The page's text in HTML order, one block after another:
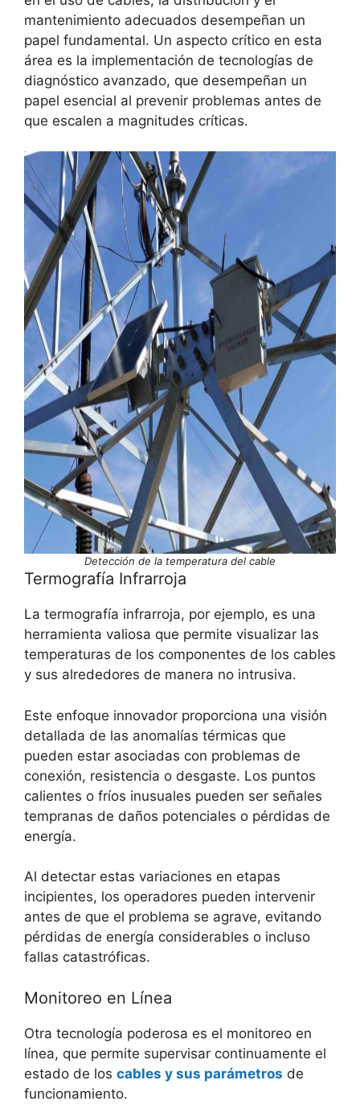
mantenimiento adecuados desempeñan un
papel fundamental. Un aspecto crítico en esta
área es la implementación de tecnologías de
diagnóstico avanzado, que desempeñan un
papel esencial al prevenir problemas antes de
que escalen a magnitudes críticas.
Detección de la temperatura del cable
Termografía Infrarroja
La termografía infrarroja, por ejemplo, es una
herramienta valiosa que permite visualizar las
temperaturas de los componentes de los cables
y sus alrededores de manera no intrusiva.
Este enfoque innovador proporciona una visión
detallada de las anomalías térmicas que
pueden estar asociadas con problemas de
conexión, resistencia o desgaste. Los puntos
calientes o fríos inusuales pueden ser señales
tempranas de daños potenciales o pérdidas de
energía.
Al detectar estas variaciones en etapas
incipientes, los operadores pueden intervenir
antes de que el problema se agrave, evitando
pérdidas de energía considerables o incluso
fallas catastróficas.
Monitoreo en Línea
Otra tecnología poderosa es el monitoreo en
línea, que permite supervisar continuamente el
estado de los cables y sus parámetros de
funcionamiento.